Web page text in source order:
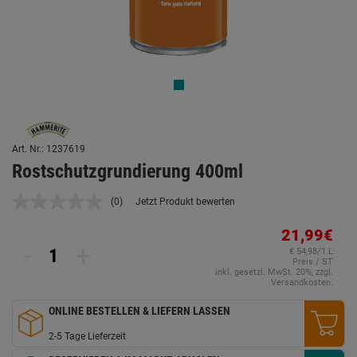
Art. Nr.: 1237619
Rostschutzgrundierung 400ml
Kein
(0) Jetzt Produkt bewerten
21,99€
€ 54,98/1 L
Preis / ST
inkl. gesetzl. MwSt. 20%, zzgl.
Versandkosten.
ONLINE BESTELLEN & LIEFERN LASSEN
2-5 Tage Lieferzeit